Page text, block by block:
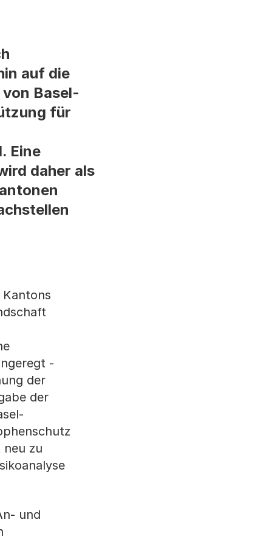
auf die
Basel-
für
Eine
daher als
-
der
der
neu zu
und